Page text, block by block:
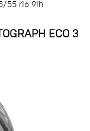
r16 91h
ECO 3